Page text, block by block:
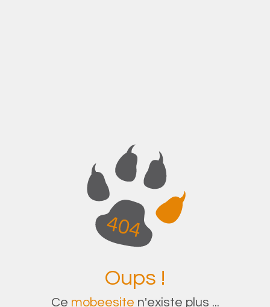
Oups !
Ce mobeesite n'existe plus ...